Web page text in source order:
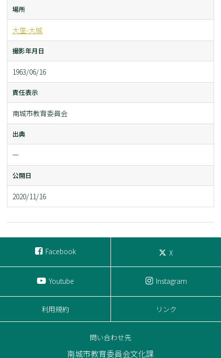
場所
大里-大城
撮影年月日
1963/06/16
責任表示
南城市教育委員会
出典
ー
公開日
2020/11/16
Facebook X
Youtube Instagram
利用規約 リンク
問い合わせ先
南城市教育委員会文化課